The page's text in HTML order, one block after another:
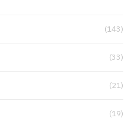
(143)
(33)
(21)
(19)